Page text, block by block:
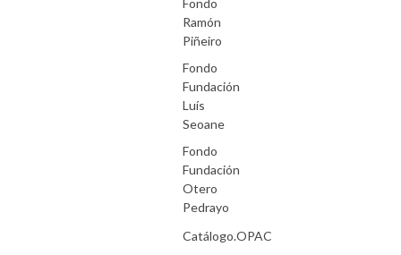
Fondo
Ramón
Piñeiro
Fondo
Fundación
Luís
Seoane
Fondo
Fundación
Otero
Pedrayo
Catálogo.OPAC